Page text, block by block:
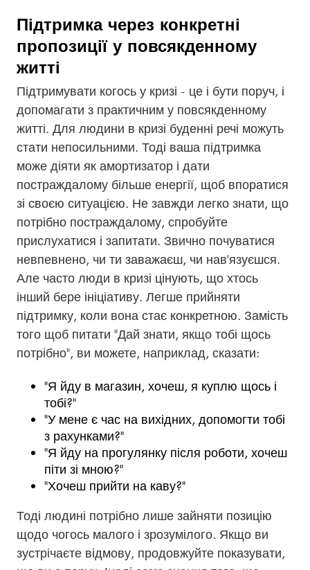
Підтримка через конкретні
пропозиції у повсякденному
житті
Підтримувати когось у кризі - це і бути поруч, і
допомагати з практичним у повсякденному
житті. Для людини в кризі буденні речі можуть
стати непосильними. Тоді ваша підтримка
може діяти як амортизатор і дати
постраждалому більше енергії, щоб впоратися
зі своєю ситуацією. Не завжди легко знати, що
потрібно постраждалому, спробуйте
прислухатися і запитати. Звично почуватися
невпевнено, чи ти заважаєш, чи нав'язуєшся.
Але часто люди в кризі цінують, що хтось
інший бере ініціативу. Легше прийняти
підтримку, коли вона стає конкретною. Замість
того щоб питати "Дай знати, якщо тобі щось
потрібно", ви можете, наприклад, сказати:
"Я йду в магазин, хочеш, я куплю щось і
тобі?"
"У мене є час на вихідних, допомогти тобі
з рахунками?"
"Я йду на прогулянку після роботи, хочеш
піти зі мною?"
"Хочеш прийти на каву?"
Тоді людині потрібно лише зайняти позицію
щодо чогось малого і зрозумілого. Якщо ви
зустрічаєте відмову, продовжуйте показувати,